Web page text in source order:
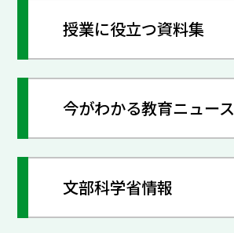
授業に役立つ資料集
今がわかる教育ニュース
文部科学省情報